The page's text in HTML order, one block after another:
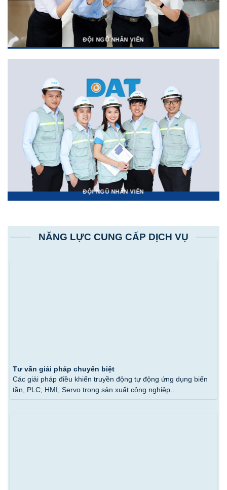
ĐỘI NGŨ LÁI XE
ĐỘI NGŨ NHÂN VIÊN
ĐỘI NGŨ NHÂN VIÊN
NĂNG LỰC CUNG CẤP DỊCH VỤ
Tư vấn giải pháp chuyên biệt
Các giải pháp điều khiển truyền động tự động ứng dụng biến
tần, PLC, HMI, Servo trong sản xuất công nghiệp…